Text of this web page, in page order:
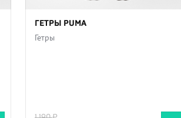
ГЕТРЫ PUMA
Гетры